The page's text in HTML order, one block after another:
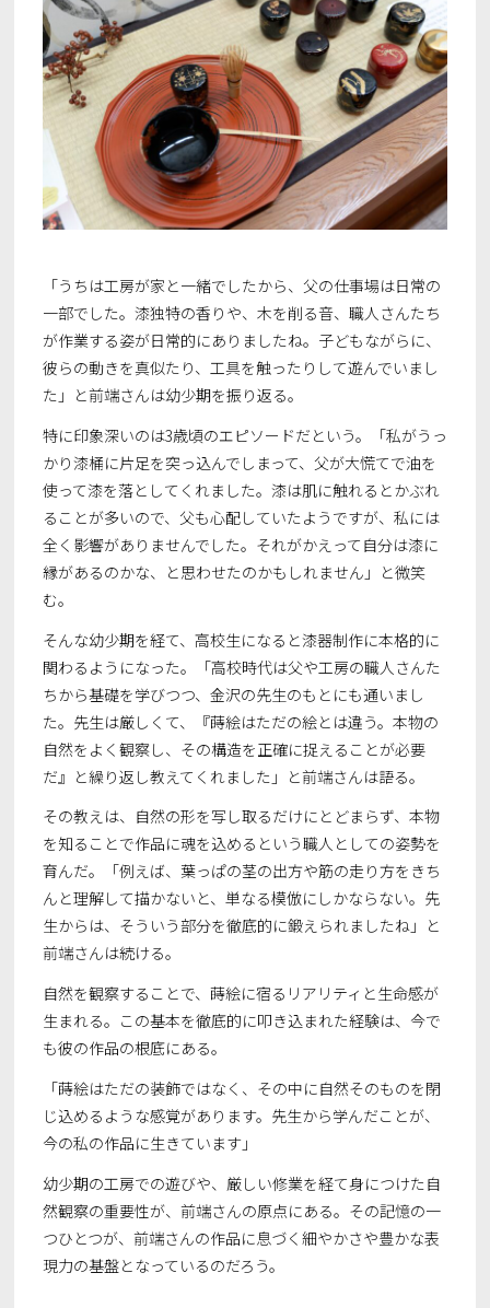
「うちは工房が家と一緒でしたから、父の仕事場は日常の
一部でした。漆独特の香りや、木を削る音、職人さんたち
が作業する姿が日常的にありましたね。子どもながらに、
彼らの動きを真似たり、工具を触ったりして遊んでいまし
た」と前端さんは幼少期を振り返る。
特に印象深いのは3歳頃のエピソードだという。「私がうっ
かり漆桶に片足を突っ込んでしまって、父が大慌てで油を
使って漆を落としてくれました。漆は肌に触れるとかぶれ
ることが多いので、父も心配していたようですが、私には
全く影響がありませんでした。それがかえって自分は漆に
縁があるのかな、と思わせたのかもしれません」と微笑
む。
そんな幼少期を経て、高校生になると漆器制作に本格的に
関わるようになった。「高校時代は父や工房の職人さんた
ちから基礎を学びつつ、金沢の先生のもとにも通いまし
た。先生は厳しくて、『蒔絵はただの絵とは違う。本物の
自然をよく観察し、その構造を正確に捉えることが必要
だ』と繰り返し教えてくれました」と前端さんは語る。
その教えは、自然の形を写し取るだけにとどまらず、本物
を知ることで作品に魂を込めるという職人としての姿勢を
育んだ。「例えば、葉っぱの茎の出方や筋の走り方をきち
んと理解して描かないと、単なる模倣にしかならない。先
生からは、そういう部分を徹底的に鍛えられましたね」と
前端さんは続ける。
自然を観察することで、蒔絵に宿るリアリティと生命感が
生まれる。この基本を徹底的に叩き込まれた経験は、今で
も彼の作品の根底にある。
「蒔絵はただの装飾ではなく、その中に自然そのものを閉
じ込めるような感覚があります。先生から学んだことが、
今の私の作品に生きています」
幼少期の工房での遊びや、厳しい修業を経て身につけた自
然観察の重要性が、前端さんの原点にある。その記憶の一
つひとつが、前端さんの作品に息づく細やかさや豊かな表
現力の基盤となっているのだろう。